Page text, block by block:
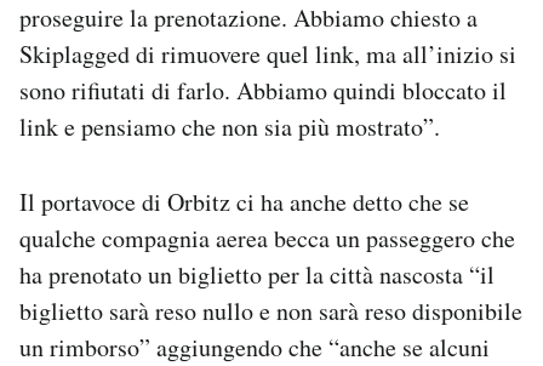
proseguire la prenotazione. Abbiamo chiesto a
Skiplagged di rimuovere quel link, ma all’inizio si
sono rifiutati di farlo. Abbiamo quindi bloccato il
link e pensiamo che non sia più mostrato”.
Il portavoce di Orbitz ci ha anche detto che se
qualche compagnia aerea becca un passeggero che
ha prenotato un biglietto per la città nascosta “il
biglietto sarà reso nullo e non sarà reso disponibile
un rimborso” aggiungendo che “anche se alcuni